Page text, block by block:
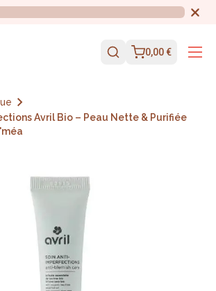
0,00 €
Avril Bio – Peau Nette & Purifiée